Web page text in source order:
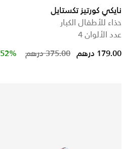
نايكي كورتيز تكستايل
حذاء للأطفال الكبار
عدد الألوان 4
Price reduced from
375.00 درهم to 179.00 درهم 52% خصم